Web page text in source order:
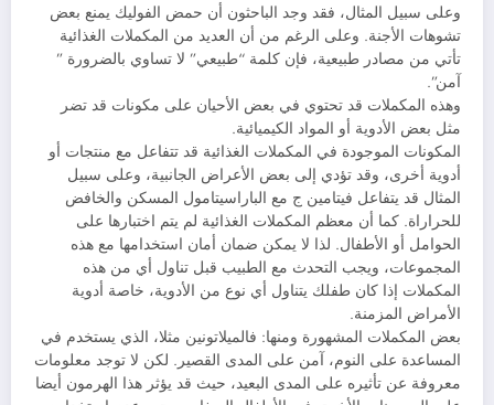
وعلى سبيل المثال، فقد وجد الباحثون أن حمض الفوليك يمنع بعض
تشوهات الأجنة. وعلى الرغم من أن العديد من المكملات الغذائية
تأتي من مصادر طبيعية، فإن كلمة “طبيعي” لا تساوي بالضرورة ”
آمن”.
وهذه المكملات قد تحتوي في بعض الأحيان على مكونات قد تضر
مثل بعض الأدوية أو المواد الكيميائية.
المكونات الموجودة في المكملات الغذائية قد تتفاعل مع منتجات أو
أدوية أخرى، وقد تؤدي إلى بعض الأعراض الجانبية، وعلى سبيل
المثال قد يتفاعل فيتامين ج مع الباراسيتامول المسكن والخافض
للحراراة. كما أن معظم المكملات الغذائية لم يتم اختبارها على
الحوامل أو الأطفال. لذا لا يمكن ضمان أمان استخدامها مع هذه
المجموعات، ويجب التحدث مع الطبيب قبل تناول أي من هذه
المكملات إذا كان طفلك يتناول أي نوع من الأدوية، خاصة أدوية
الأمراض المزمنة.
بعض المكملات المشهورة ومنها: فالميلاتونين مثلا، الذي يستخدم في
المساعدة على النوم، آمن على المدى القصير. لكن لا توجد معلومات
معروفة عن تأثيره على المدى البعيد، حيث قد يؤثر هذا الهرمون أيضا